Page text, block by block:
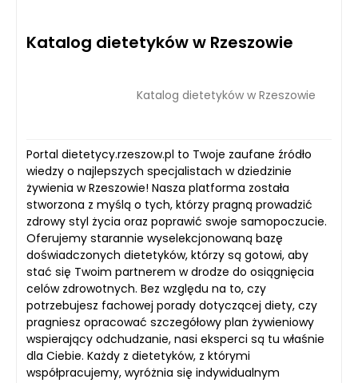
Katalog dietetyków w Rzeszowie
Katalog dietetyków w Rzeszowie
Portal dietetycy.rzeszow.pl to Twoje zaufane źródło
wiedzy o najlepszych specjalistach w dziedzinie
żywienia w Rzeszowie! Nasza platforma została
stworzona z myślą o tych, którzy pragną prowadzić
zdrowy styl życia oraz poprawić swoje samopoczucie.
Oferujemy starannie wyselekcjonowaną bazę
doświadczonych dietetyków, którzy są gotowi, aby
stać się Twoim partnerem w drodze do osiągnięcia
celów zdrowotnych. Bez względu na to, czy
potrzebujesz fachowej porady dotyczącej diety, czy
pragniesz opracować szczegółowy plan żywieniowy
wspierający odchudzanie, nasi eksperci są tu właśnie
dla Ciebie. Każdy z dietetyków, z którymi
współpracujemy, wyróżnia się indywidualnym